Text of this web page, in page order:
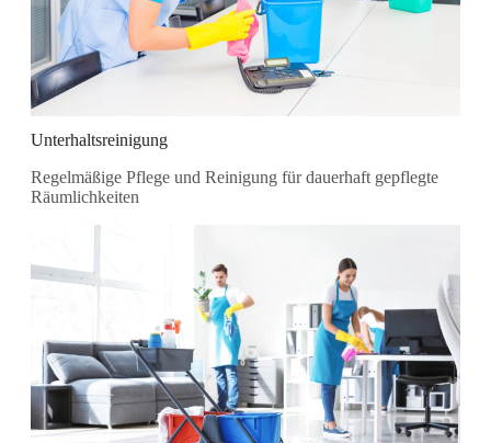
Unterhaltsreinigung
Regelmäßige Pflege und Reinigung für dauerhaft gepflegte
Räumlichkeiten